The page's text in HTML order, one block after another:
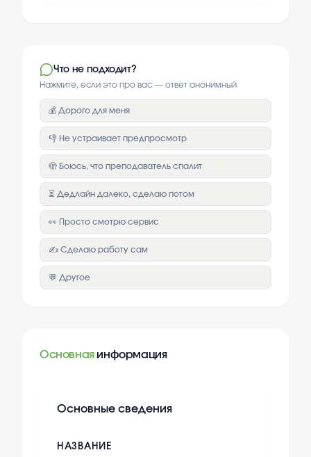
Что не подходит?
Нажмите, если это про вас — ответ анонимный
💰 Дорого для меня
👎 Не устраивает предпросмотр
🫣 Боюсь, что преподаватель спалит
⏳ Дедлайн далеко, сделаю потом
👀 Просто смотрю сервис
✍️ Сделаю работу сам
💬 Другое
Основная информация
Основные сведения
НАЗВАНИЕ